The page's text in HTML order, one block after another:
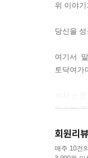
위 이야
당신을
여기서
토닥여가
요소는
상황에선
회원리뷰
매주 10건